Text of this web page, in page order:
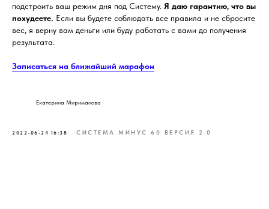
подстроить ваш режим дня под Систему. Я даю гарантию, что вы
похудеете. Если вы будете соблюдать все правила и не сбросите
вес, я верну вам деньги или буду работать с вами до получения
результата.
Записаться на ближайший марафон
Екатерина Мириманова
2022-06-24 16:38 СИСТЕМА МИНУС 60 ВЕРСИЯ 2.0